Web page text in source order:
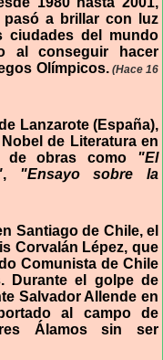
a brillar con luz
ciudades del mundo
al conseguir hacer
Olímpicos.(Hace 16
Lanzarote (España),
de Literatura en
de obras como "El
, "Ensayo sobre la
Santiago de Chile, el
Corvalán Lépez, que
Comunista de Chile
Durante el golpe de
Salvador Allende en
al campo de
Álamos sin ser